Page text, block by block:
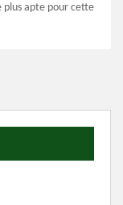
plus apte pour cette